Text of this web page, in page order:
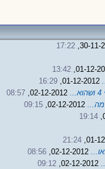
17:22
13:42
01-12-2012,
16:29
02-12-2012,
08:57
מה...02-12-2012,
09:15
19:14
21:24
02-12-2012,
08:56
02-12-2012,
09:12